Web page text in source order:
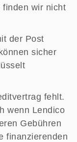
finden wir nicht
der Post
sicher
fehlt.
wenn Lendico
Gebühren
finanzierenden